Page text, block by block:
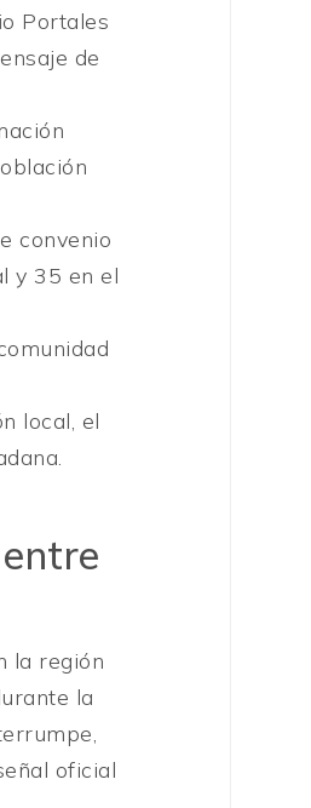
Portales
de
convenio
y 35 en el
local, el
la región
la
oficial